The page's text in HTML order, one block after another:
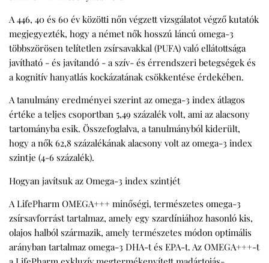
A 446, 40 és 60 év közötti nőn végzett vizsgálatot végző kutatók
megjegyezték, hogy a német nők hosszú láncú omega-3
többszörösen telítetlen zsírsavakkal (PUFA) való ellátottsága
javítható - és javítandó - a szív- és érrendszeri betegségek és
a kognitív hanyatlás kockázatának csökkentése érdekében.
A tanulmány eredményei szerint az omega-3 index átlagos
értéke a teljes csoportban 5,49 százalék volt, ami az alacsony
tartományba esik. Összefoglalva, a tanulmányból kiderült,
hogy a nők 62,8 százalékának alacsony volt az omega-3 index
szintje (4-6 százalék).
Hogyan javítsuk az Omega-3 index szintjét
A LifePharm OMEGA+++ minőségi, természetes omega-3
zsírsavforrást tartalmaz, amely egy szardíniához hasonló kis,
olajos halból származik, amely természetes módon optimális
arányban tartalmaz omega-3 DHA-t és EPA-t. Az OMEGA+++-t